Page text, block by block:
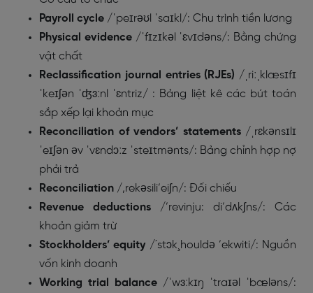
Payroll cycle /ˈpeɪrəʊl ˈsaɪkl/: Chu trình tiền lương
Physical evidence /ˈfɪzɪkəl ˈɛvɪdəns/: Bằng chứng
vật chất
Reclassification journal entries (RJEs) / ˌriːˌklæsɪfɪ
ˈkeɪʃən ˈʤɜːnl ˈɛntriz/ : Bảng liệt kê các bút toán
sắp xếp lại khoản mục
Reconciliation of vendors’ statements / ˌrɛkənsɪlɪ
ˈeɪʃən əv ˈvɛndɔːz ˈsteɪtmənts/: Bảng chỉnh hợp nợ
phải trả
Reconciliation /,rekəsili’eiʃn/: Đối chiếu
Revenue deductions /’revinju: di’dʌkʃns/: Các
khoản giảm trừ
Stockholders’ equity /´stɔk¸houldə ’ekwiti/: Nguồn
vốn kinh doanh
Working trial balance /ˈwɜːkɪŋ ˈtraɪəl ˈbæləns/: